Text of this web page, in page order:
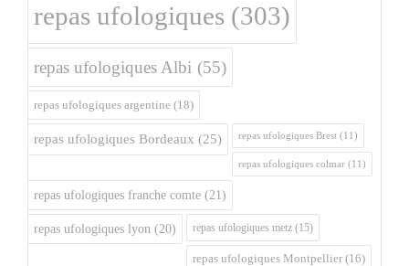
repas ufologiques (303)
repas ufologiques Albi (55)
repas ufologiques argentine (18)
repas ufologiques Bordeaux (25) repas ufologiques Brest (11)
repas ufologiques colmar (11)
repas ufologiques franche comte (21)
repas ufologiques lyon (20) repas ufologiques metz (15)
repas ufologiques Montpellier (16)